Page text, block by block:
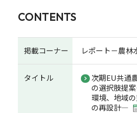
CONTENTS
掲載コーナー レポート－農林
タイトル
次期EU共通
の選択肢提
環境、地域
の再設計―